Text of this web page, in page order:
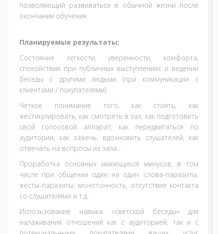
позволяющий развиваться в обычной жизни после
окончания обучения.
Планируемые результаты:
Состояние легкости, уверенности, комфорта,
спокойствия при публичных выступлениях и ведении
беседы с другими людьми (при коммуникации с
клиентами / покупателями).
Четкое понимание того, как стоять, как
жестикулировать, как смотреть в зал, как подготовить
свой голосовой аппарат, как передвигаться по
аудитории, как зажечь, вдохновить слушателей, как
отвечать на вопросы из зала…
Проработка основных имеющихся минусов, в том
числе при общении один на один: слова-паразиты,
жесты-паразиты, монотонность, отсутствие контакта
со слушателями и т.д.
Использование навыка «светской беседы» для
налаживания отношений как с аудиторией, так и с